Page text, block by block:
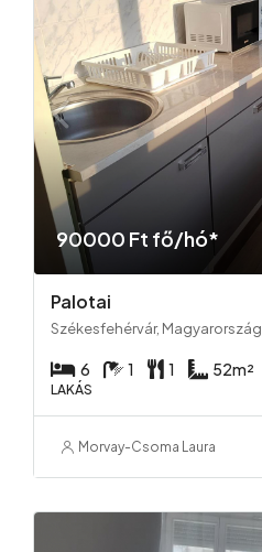
90000 Ft fő/hó*
Palotai
Székesfehérvár, Magyarország
6 1 1 52m²
LAKÁS
Morvay-Csoma Laura